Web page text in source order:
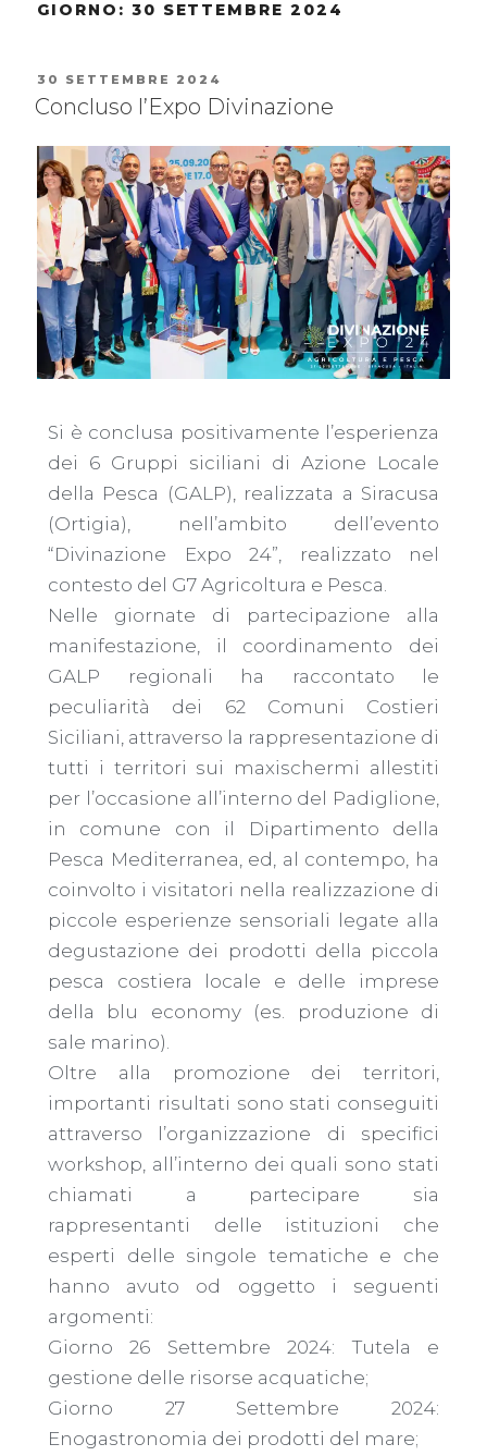
GIORNO: 30 SETTEMBRE 2024
30 SETTEMBRE 2024
Concluso l’Expo Divinazione
Si è conclusa positivamente l’esperienza
dei 6 Gruppi siciliani di Azione Locale
della Pesca (GALP), realizzata a Siracusa
(Ortigia), nell’ambito dell’evento
“Divinazione Expo 24”, realizzato nel
contesto del G7 Agricoltura e Pesca.
Nelle giornate di partecipazione alla
manifestazione, il coordinamento dei
GALP regionali ha raccontato le
peculiarità dei 62 Comuni Costieri
Siciliani, attraverso la rappresentazione di
tutti i territori sui maxischermi allestiti
per l’occasione all’interno del Padiglione,
in comune con il Dipartimento della
Pesca Mediterranea, ed, al contempo, ha
coinvolto i visitatori nella realizzazione di
piccole esperienze sensoriali legate alla
degustazione dei prodotti della piccola
pesca costiera locale e delle imprese
della blu economy (es. produzione di
sale marino).
Oltre alla promozione dei territori,
importanti risultati sono stati conseguiti
attraverso l’organizzazione di specifici
workshop, all’interno dei quali sono stati
chiamati a partecipare sia
rappresentanti delle istituzioni che
esperti delle singole tematiche e che
hanno avuto od oggetto i seguenti
argomenti:
Giorno 26 Settembre 2024: Tutela e
gestione delle risorse acquatiche;
Giorno 27 Settembre 2024:
Enogastronomia dei prodotti del mare;